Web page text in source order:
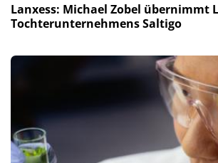
Lanxess: Michael Zobel übernimmt
Tochterunternehmens Saltigo